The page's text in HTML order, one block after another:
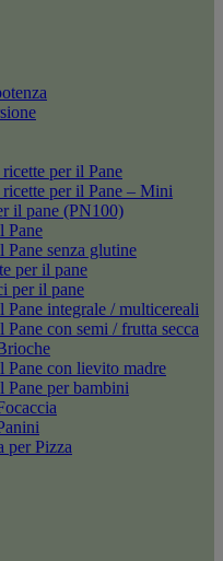
per il Pane
per il Pane – Mini
il pane (PN100)
Pane
Pane senza glutine
per il pane
per il pane
Pane integrale / multicereali
Pane con semi / frutta secca
Pane con lievito madre
Pane per bambini
per Pizza